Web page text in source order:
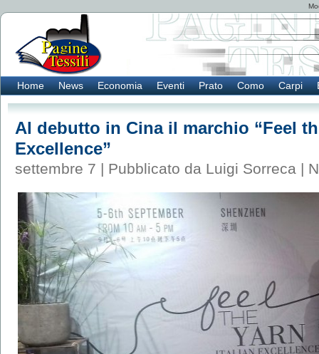
Home News Economia Eventi Prato Como Carpi
Al debutto in Cina il marchio “Feel
Excellence”
settembre 7 | Pubblicato da Luigi Sorreca |